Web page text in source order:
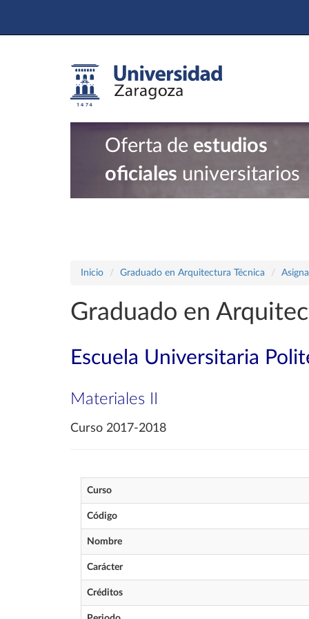
Oferta de estudios
oficiales universitarios
Inicio Graduado en Arquitectura Técnica
Graduado en
Escuela Universitaria
Materiales II
Curso 2017-2018
Curso
Código
Nombre
Carácter
Créditos